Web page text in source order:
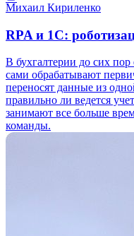
Михаил Кириленко
RPA и 1С:
В бухгалтерии до сих
сами обрабатывают
переносят данные из
правильно ли ведется
занимают все больше
команды.